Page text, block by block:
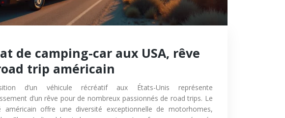
de camping-car aux USA, rêve
trip américain
d’un véhicule récréatif aux États-Unis représente
d’un rêve pour de nombreux passionnés de road trips. Le
américain offre une diversité exceptionnelle de motorhomes,